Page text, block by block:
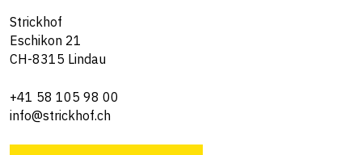
Strickhof
Eschikon 21
CH-8315 Lindau
+41 58 105 98 00
info@strickhof.ch